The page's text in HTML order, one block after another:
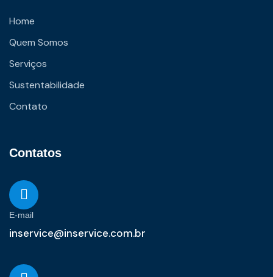
Home
Quem Somos
Serviços
Sustentabilidade
Contato
Contatos
E-mail
inservice@inservice.com.br